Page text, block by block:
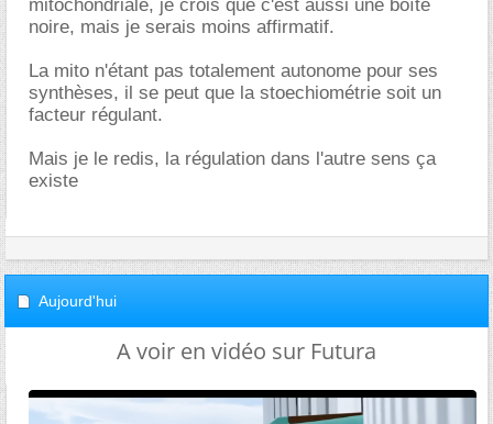
mitochondriale, je crois que c'est aussi une boîte
noire, mais je serais moins affirmatif.
La mito n'étant pas totalement autonome pour ses
synthèses, il se peut que la stoechiométrie soit un
facteur régulant.
Mais je le redis, la régulation dans l'autre sens ça
existe
Aujourd'hui
A voir en vidéo sur Futura